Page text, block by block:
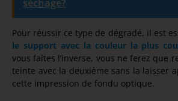
séchage?
Pour réussir ce type de dégradé, il est
le support avec la couleur la plus
vous faîtes l’inverse, vous ne ferez que
teinte avec la deuxième sans la laisser
cette impression de fondu optique.